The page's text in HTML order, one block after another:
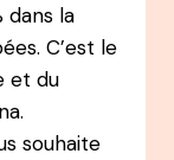
dans la
C’est le
et du
souhaite